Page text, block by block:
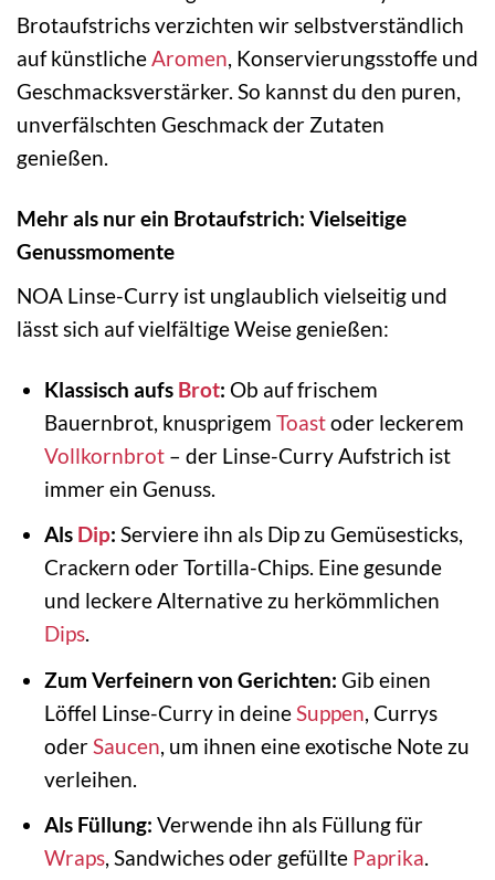
Brotaufstrichs verzichten wir selbstverständlich
auf künstlicheAromen, Konservierungsstoffe und
Geschmacksverstärker. So kannst du den puren,
unverfälschten Geschmack der Zutaten
genießen.
Mehr als nur ein Brotaufstrich: Vielseitige
Genussmomente
NOA Linse-Curry ist unglaublich vielseitig und
lässt sich auf vielfältige Weise genießen:
Klassisch aufs Brot: Ob auf frischem
Bauernbrot, knusprigem Toastoder leckerem
Vollkornbrot– der Linse-Curry Aufstrich ist
immer ein Genuss.
Als Dip: Serviere ihn als Dip zu Gemüsesticks,
Crackern oder Tortilla-Chips. Eine gesunde
und leckere Alternative zu herkömmlichen
Dips.
Zum Verfeinern von Gerichten: Gib einen
Löffel Linse-Curry in deine Suppen , Currys
oder Saucen , um ihnen eine exotische Note zu
verleihen.
Als Füllung: Verwende ihn als Füllung für
Wraps, Sandwiches oder gefüllte Paprika.